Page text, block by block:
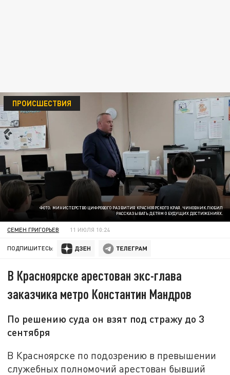
ФОТО: МИНИСТЕРСТВО ЦИФРОВОГО РАЗВИТИЯ КРАСНОЯРСКОГО КРАЯ. ЧИНОВНИК ЛЮБИЛ
РАССКАЗЫВАТЬ ДЕТЯМ О БУДУЩИХ ДОСТИЖЕНИЯХ.
ПРОИСШЕСТВИЯ
СЕМЕН ГРИГОРЬЕВ 11 ИЮЛЯ 10:24
ПОДПИШИТЕСЬ:
В Красноярске арестован экс-глава
заказчика метро Константин Мандров
По решению суда он взят под стражу до 3
сентября
В Красноярске по подозрению в превышении
служебных полномочий арестован бывший